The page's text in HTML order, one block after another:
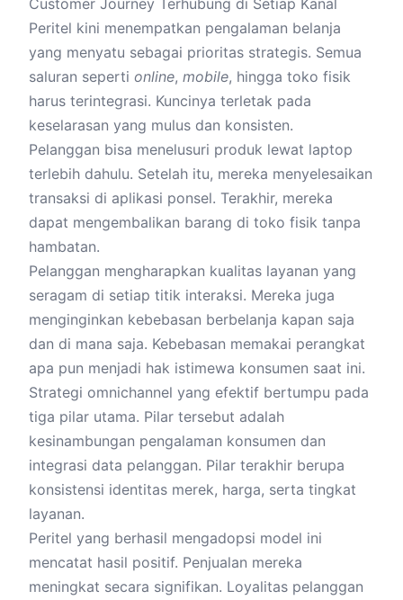
Peritel kini menempatkan pengalaman belanja
yang menyatu sebagai prioritas strategis. Semua
saluran seperti online, mobile, hingga toko fisik
harus terintegrasi. Kuncinya terletak pada
keselarasan yang mulus dan konsisten.
Pelanggan bisa menelusuri produk lewat laptop
terlebih dahulu. Setelah itu, mereka menyelesaikan
transaksi di aplikasi ponsel. Terakhir, mereka
dapat mengembalikan barang di toko fisik tanpa
hambatan.
Pelanggan mengharapkan kualitas layanan yang
seragam di setiap titik interaksi. Mereka juga
menginginkan kebebasan berbelanja kapan saja
dan di mana saja. Kebebasan memakai perangkat
apa pun menjadi hak istimewa konsumen saat ini.
Strategi omnichannel yang efektif bertumpu pada
tiga pilar utama. Pilar tersebut adalah
kesinambungan pengalaman konsumen dan
integrasi data pelanggan. Pilar terakhir berupa
konsistensi identitas merek, harga, serta tingkat
layanan.
Peritel yang berhasil mengadopsi model ini
mencatat hasil positif. Penjualan mereka
meningkat secara signifikan. Loyalitas pelanggan